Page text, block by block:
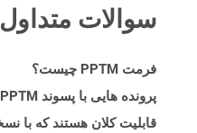
سوالات متداول
فرمت PPTM چیست؟